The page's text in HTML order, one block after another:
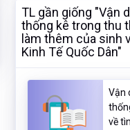
TL gần giống "Vận
thống kê trong thu
làm thêm của sinh
Kinh Tế Quốc Dân"
Vận
về